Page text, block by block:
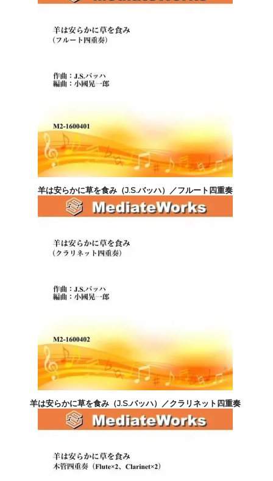
羊は安らかに草を食み（J.S.バッハ）／フルート四重奏
3,300円(税込)
羊は安らかに草を食み（J.S.バッハ）／クラリネット四重奏
3,300円(税込)